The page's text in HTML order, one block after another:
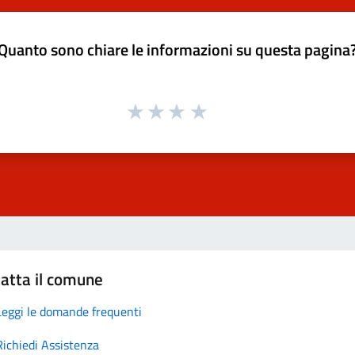
sono chiare le informazioni su questa
il comune
le domande frequenti
Assistenza